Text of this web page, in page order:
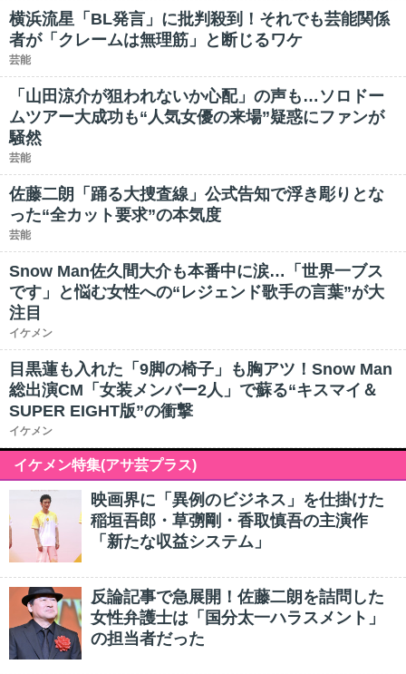
横浜流星「BL発言」に批判殺到！それでも芸能関係
者が「クレームは無理筋」と断じるワケ
芸能
「山田涼介が狙われないか心配」の声も…ソロドー
ムツアー大成功も“人気女優の来場”疑惑にファンが
騒然
芸能
佐藤二朗「踊る大捜査線」公式告知で浮き彫りとな
った“全カット要求”の本気度
芸能
Snow Man佐久間大介も本番中に涙…「世界一ブス
です」と悩む女性への“レジェンド歌手の言葉”が大
注目
イケメン
目黒蓮も入れた「9脚の椅子」も胸アツ！Snow Man
総出演CM「女装メンバー2人」で蘇る“キスマイ＆
SUPER EIGHT版”の衝撃
イケメン
イケメン特集(アサ芸プラス)
映画界に「異例のビジネス」を仕掛けた
稲垣吾郎・草彅剛・香取慎吾の主演作
「新たな収益システム」
反論記事で急展開！佐藤二朗を詰問した
女性弁護士は「国分太一ハラスメント」
の担当者だった